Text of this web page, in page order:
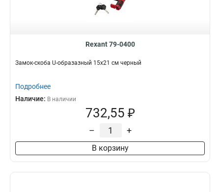
Rexant 79-0400
Замок-скоба U-образазный 15х21 см черный
Подробнее
Наличие: В наличии
732,55 ₽
– +
В корзину